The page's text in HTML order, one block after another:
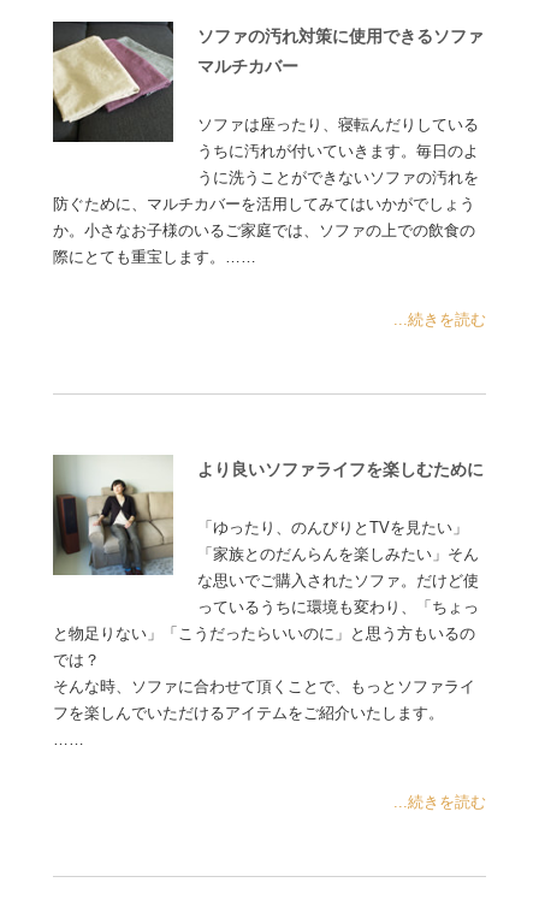
ソファの汚れ対策に使用できるソファ
マルチカバー
ソファは座ったり、寝転んだりしている
うちに汚れが付いていきます。毎日のよ
うに洗うことができないソファの汚れを
防ぐために、マルチカバーを活用してみてはいかがでしょう
か。小さなお子様のいるご家庭では、ソファの上での飲食の
際にとても重宝します。……
...続きを読む
より良いソファライフを楽しむために
「ゆったり、のんびりとTVを見たい」
「家族とのだんらんを楽しみたい」そん
な思いでご購入されたソファ。だけど使
っているうちに環境も変わり、「ちょっ
と物足りない」「こうだったらいいのに」と思う方もいるの
では？
そんな時、ソファに合わせて頂くことで、もっとソファライ
フを楽しんでいただけるアイテムをご紹介いたします。
……
...続きを読む